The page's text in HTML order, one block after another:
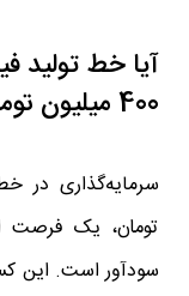
آیا خط تولید
400 میلیون تومان است؟
تومان، یک فرصت
سودآور است. این